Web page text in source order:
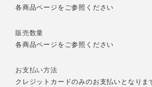
各商品ページをご参照ください
販売数量
各商品ページをご参照ください
お支払い方法
クレジットカードのみのお支払いとなり